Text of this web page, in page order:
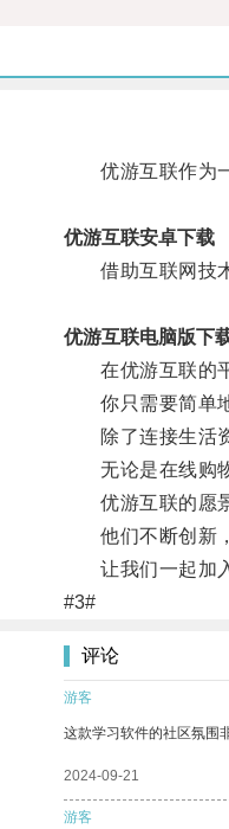
优游互联作为一
优游互联安卓下载
借助互联网技术
优游互联电脑版下
在优游互联的平
你只需要简单地
除了连接生活资
无论是在线购物
优游互联的愿景
他们不断创新，
让我们一起加入
#3#
评论
游客
这款学习软件的社区氛围
2024-09-21
游客